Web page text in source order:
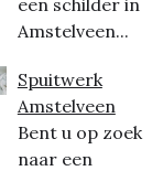
Amstelveen...
Spuitwerk
Amstelveen
Bent u op zoek
naar een